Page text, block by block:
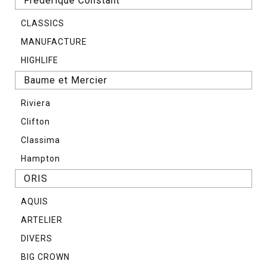
CLASSICS
MANUFACTURE
HIGHLIFE
Baume et Mercier
Riviera
Clifton
Classima
Hampton
ORIS
AQUIS
ARTELIER
DIVERS
BIG CROWN